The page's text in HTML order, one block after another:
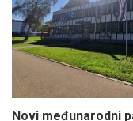
Novi međunarodni